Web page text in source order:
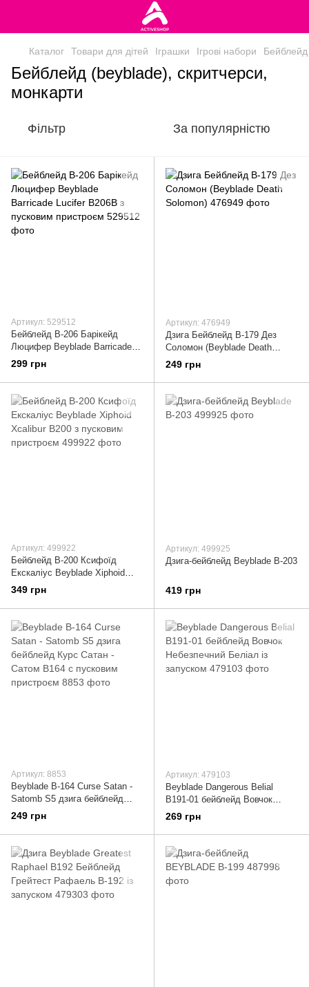
Каталог Товари для дітей Іграшки Ігрові набори
Бейблейд (beyblade), скритчерси,
монкарти
Фільтр За популярністю
Артикул: 529512
Бейблейд B-206 Барікейд
Люцифер Beyblade Barricade
Lucifer B206B з пусковим
пристроєм
299 грн
Артикул: 476949
Дзига Бейблейд B-179 Дез
Соломон (Beyblade Death
Solomon)
249 грн
Артикул: 499922
Бейблейд B-200 Ксифоїд
Екскаліус Beyblade Xiphoid
Xcalibur B200 з пусковим
пристроєм
349 грн
Артикул: 499925
Дзига-бейблейд Beyblade B-203
419 грн
Артикул: 8853
Beyblade B-164 Curse Satan -
Satomb S5 дзига бейблейд
Курс Сатан - Сатом B164 c
пусковим пристроєм
249 грн
Артикул: 479103
Beyblade Dangerous Belial
B191-01 бейблейд Вовчок
Небезпечний Беліал із
запуском
269 грн